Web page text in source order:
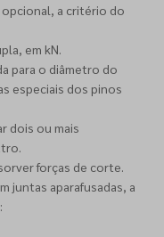
a critério do
em kN.
para o diâmetro do
especiais dos pinos
dois ou mais
forças de corte.
juntas aparafusadas, a